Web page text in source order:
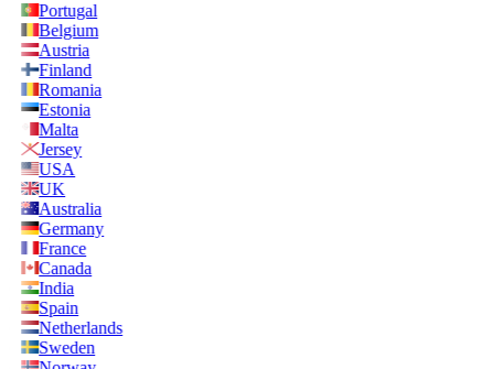
Portugal
Belgium
Austria
Finland
Romania
Estonia
Malta
Jersey
USA
UK
Australia
Germany
France
Canada
India
Spain
Netherlands
Sweden